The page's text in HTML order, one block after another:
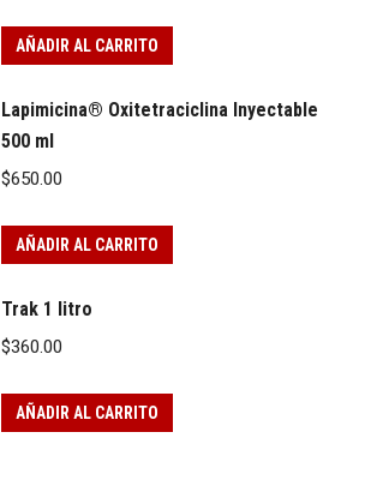
AÑADIR AL CARRITO
Lapimicina® Oxitetraciclina Inyectable
500 ml
$650.00
AÑADIR AL CARRITO
Trak 1 litro
$360.00
AÑADIR AL CARRITO